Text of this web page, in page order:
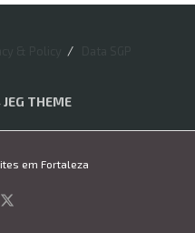
THEME
em Fortaleza